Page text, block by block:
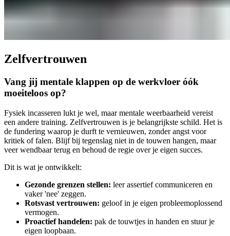
Zelfvertrouwen
Vang jij mentale klappen op de werkvloer óók
moeiteloos op?
Fysiek incasseren lukt je wel, maar mentale weerbaarheid vereist
een andere training. Zelfvertrouwen is je belangrijkste schild. Het is
de fundering waarop je durft te vernieuwen, zonder angst voor
kritiek of falen. Blijf bij tegenslag niet in de touwen hangen, maar
veer wendbaar terug en behoud de regie over je eigen succes.
Dit is wat je ontwikkelt:
Gezonde grenzen stellen: leer assertief communiceren en
vaker 'nee' zeggen.
Rotsvast vertrouwen: geloof in je eigen probleemoplossend
vermogen.
Proactief handelen: pak de touwtjes in handen en stuur je
eigen loopbaan.